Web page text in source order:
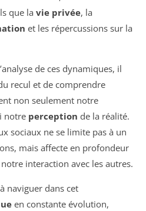
que la vie privée, la
et les répercussions sur la
de ces dynamiques, il
recul et de comprendre
non seulement notre
notre perception de la réalité.
sociaux ne se limite pas à un
mais affecte en profondeur
interaction avec les autres.
naviguer dans cet
en constante évolution,